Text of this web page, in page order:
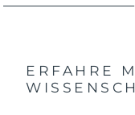
ERFAHRE